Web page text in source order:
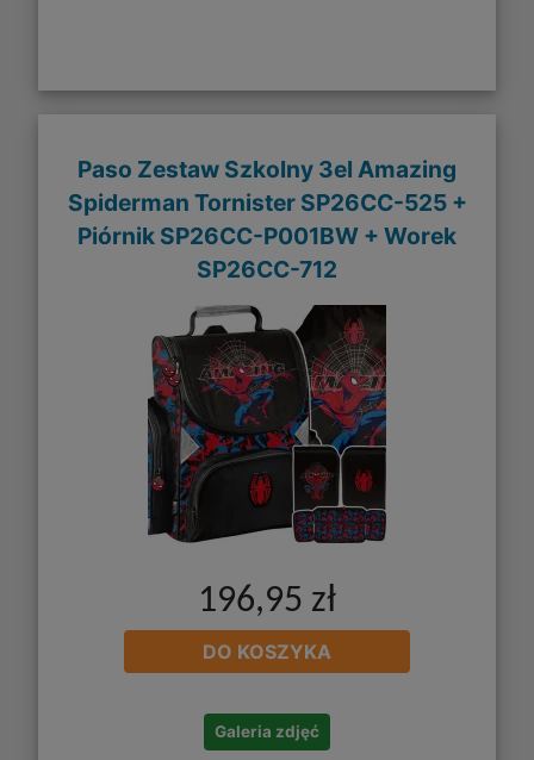
Paso Zestaw Szkolny 3el Amazing
Spiderman Tornister SP26CC-525 +
Piórnik SP26CC-P001BW + Worek
SP26CC-712
196,95 zł
DO KOSZYKA
Galeria zdjęć